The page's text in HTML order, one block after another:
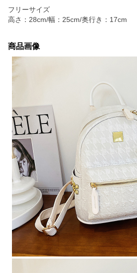
フリーサイズ
高さ：28cm/幅：25cm/奥行き：17cm
商品画像